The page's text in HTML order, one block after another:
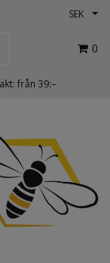
SEK
0
från 39:–